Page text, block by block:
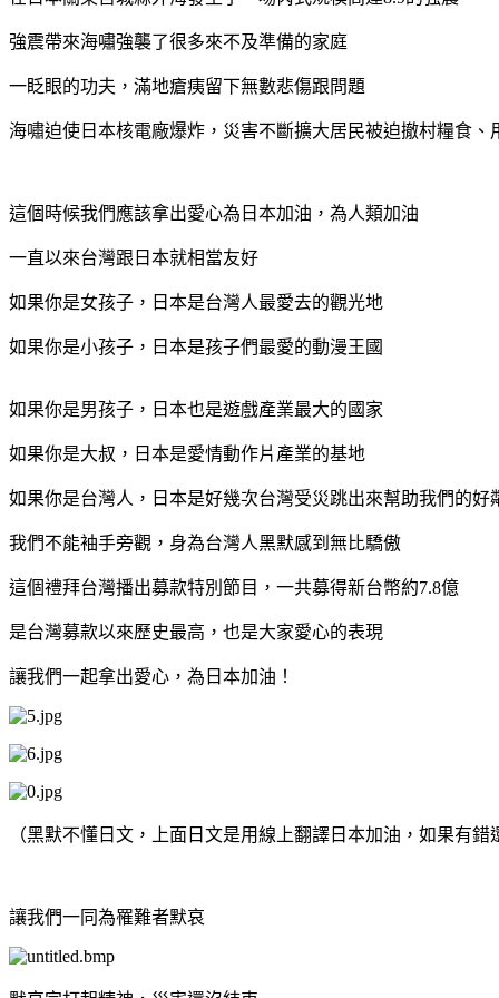
強震帶來海嘯強襲了很多來不及準備的家庭
一眨眼的功夫，滿地瘡痍留下無數悲傷跟問題
海嘯迫使日本核電廠爆炸，災害不斷擴大居民被迫撤村糧食
這個時候我們應該拿出愛心為日本加油，為人類加油
一直以來台灣跟日本就相當友好
如果你是女孩子，日本是台灣人最愛去的觀光地
如果你是小孩子，日本是孩子們最愛的動漫王國
如果你是男孩子，日本也是遊戲產業最大的國家
如果你是大叔，日本是愛情動作片產業的基地
如果你是台灣人，日本是好幾次台灣受災跳出來幫助我們的好
我們不能袖手旁觀，身為台灣人黑默感到無比驕傲
這個禮拜台灣播出募款特別節目，一共募得新台幣約7.8億
是台灣募款以來歷史最高，也是大家愛心的表現
讓我們一起拿出愛心，為日本加油！
（黑默不懂日文，上面日文是用線上翻譯日本加油，如果有錯
讓我們一同為罹難者默哀